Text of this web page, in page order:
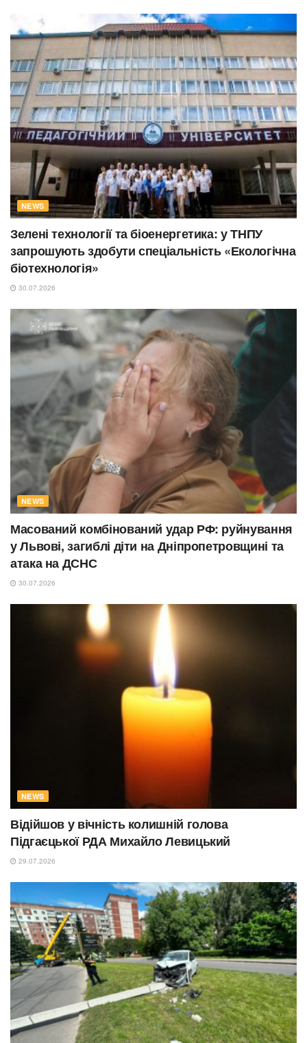
NEWS
Зелені технології та біоенергетика: у ТНПУ
запрошують здобути спеціальність «Екологічна
біотехнологія»
30.07.2026
NEWS
Масований комбінований удар РФ: руйнування
у Львові, загиблі діти на Дніпропетровщині та
атака на ДСНС
30.07.2026
NEWS
Відійшов у вічність колишній голова
Підгаєцької РДА Михайло Левицький
29.07.2026